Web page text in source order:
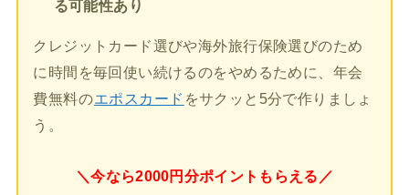
る可能性あり
クレジットカード選びや海外旅行保険選びのため
に時間を毎回使い続けるのをやめるために、年会
費無料のエポスカード をサクッと5分で作りましょ
う。
＼今なら2000円分ポイントもらえる／